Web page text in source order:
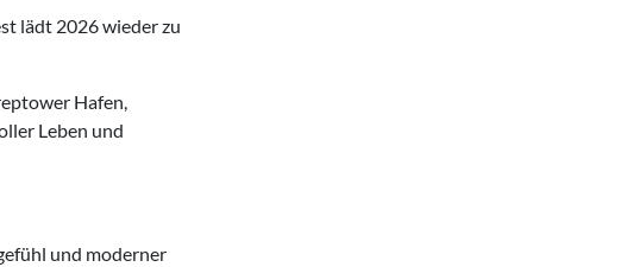
lädt 2026 wieder zu
Hafen,
Leben und
und moderner